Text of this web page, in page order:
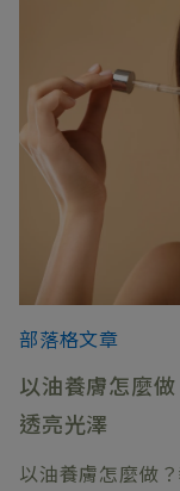
部落格文章
以油養膚怎麼
透亮光澤
以油養膚怎麼做